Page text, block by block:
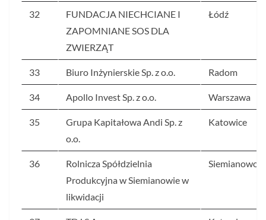
32
FUNDACJA NIECHCIANE I
ZAPOMNIANE SOS DLA
ZWIERZĄT
Łódź
33 Biuro Inżynierskie Sp. z o.o. Radom
34 Apollo Invest Sp. z o.o. Warszawa
35
Grupa Kapitałowa Andi Sp. z
o.o.
Katowice
36
Rolnicza Spółdzielnia
Produkcyjna w Siemianowie w
likwidacji
Siemianowo